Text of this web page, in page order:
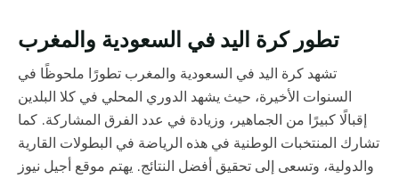
تطور كرة اليد في السعودية والمغرب
تشهد كرة اليد في السعودية والمغرب تطورًا ملحوظًا في
السنوات الأخيرة، حيث يشهد الدوري المحلي في كلا البلدين
إقبالًا كبيرًا من الجماهير، وزيادة في عدد الفرق المشاركة. كما
تشارك المنتخبات الوطنية في هذه الرياضة في البطولات القارية
والدولية، وتسعى إلى تحقيق أفضل النتائج. يهتم موقع أجيل نيوز